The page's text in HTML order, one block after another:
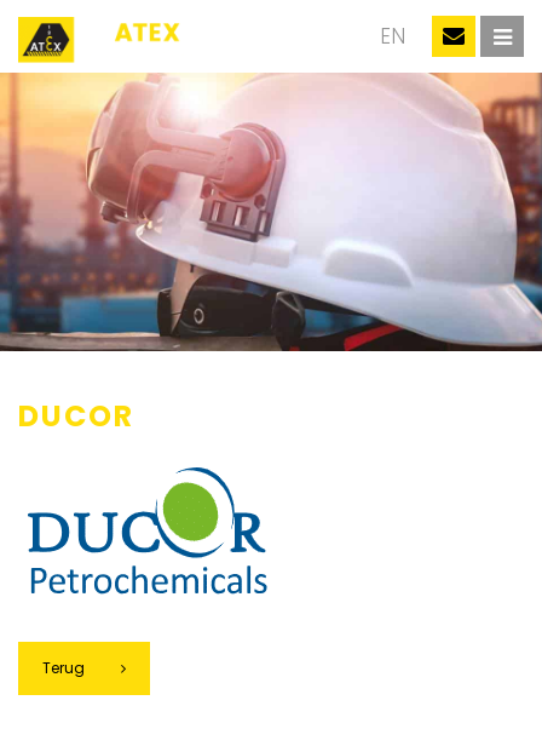
EN
DUCOR
Terug